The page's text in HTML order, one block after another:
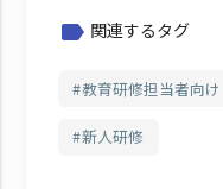
label 関連するタグ
教育研修担当者向け
新人研修